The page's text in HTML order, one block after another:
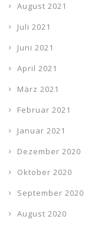
August 2021
Juli 2021
Juni 2021
April 2021
März 2021
Februar 2021
Januar 2021
Dezember 2020
Oktober 2020
September 2020
August 2020